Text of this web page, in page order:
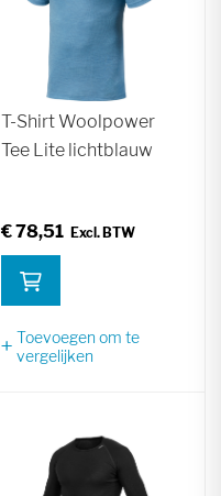
T-Shirt Woolpower
Tee Lite lichtblauw
€ 78,51
Toevoegen om te
vergelijken